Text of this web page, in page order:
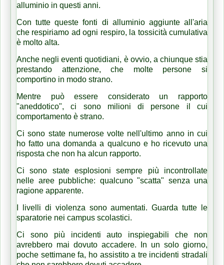
alluminio in questi anni.
Con tutte queste fonti di alluminio aggiunte all'aria
che respiriamo ad ogni respiro, la tossicità cumulativa
è molto alta.
Anche negli eventi quotidiani, è ovvio, a chiunque stia
prestando attenzione, che molte persone si
comportino in modo strano.
Mentre può essere considerato un rapporto
"aneddotico", ci sono milioni di persone il cui
comportamento è strano.
Ci sono state numerose volte nell'ultimo anno in cui
ho fatto una domanda a qualcuno e ho ricevuto una
risposta che non ha alcun rapporto.
Ci sono state esplosioni sempre più incontrollate
nelle aree pubbliche: qualcuno "scatta" senza una
ragione apparente.
I livelli di violenza sono aumentati.Guarda tutte le
sparatorie nei campus scolastici.
Ci sono più incidenti auto inspiegabili che non
avrebbero mai dovuto accadere.
In un solo giorno,
poche settimane fa, ho assistito a tre incidenti stradali